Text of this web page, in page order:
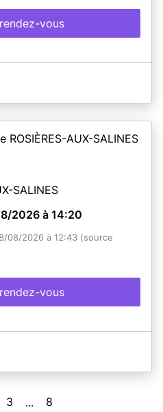
vous
ROSIÈRES-AUX-SALINES
SALINES
2026 à 14:20
08/2026 à 12:43 (source
vous
3 ... 8